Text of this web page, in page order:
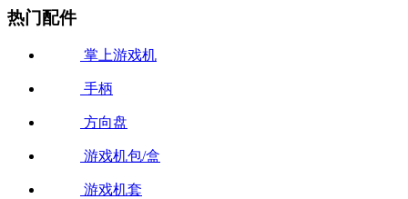
热门配件
掌上游戏机
手柄
方向盘
游戏机包/盒
游戏机套